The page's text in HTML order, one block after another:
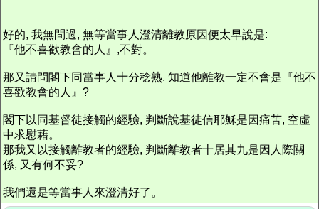
好的, 我無問過, 無等當事人澄清離教原因便太早說是:
『他不喜歡教會的人』,不對。
那又請問閣下同當事人十分稔熟, 知道他離教一定不會是『他不
喜歡教會的人』?
閣下以同基督徒接觸的經驗, 判斷說基徒信耶穌是因痛苦, 空虛
中求慰藉。
那我又以接觸離教者的經驗, 判斷離教者十居其九是因人際關
係, 又有何不妥?
我們還是等當事人來澄清好了。